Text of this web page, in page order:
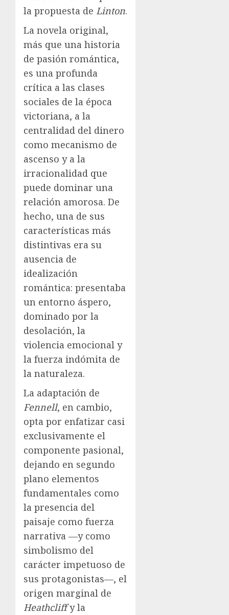
la propuesta de Linton.
La novela original,
más que una historia
de pasión romántica,
es una profunda
crítica a las clases
sociales de la época
victoriana, a la
centralidad del dinero
como mecanismo de
ascenso y a la
irracionalidad que
puede dominar una
relación amorosa. De
hecho, una de sus
características más
distintivas era su
ausencia de
idealización
romántica: presentaba
un entorno áspero,
dominado por la
desolación, la
violencia emocional y
la fuerza indómita de
la naturaleza.
La adaptación de
Fennell, en cambio,
opta por enfatizar casi
exclusivamente el
componente pasional,
dejando en segundo
plano elementos
fundamentales como
la presencia del
paisaje como fuerza
narrativa —y como
simbolismo del
carácter impetuoso de
sus protagonistas—, el
origen marginal de
Heathcliffy la